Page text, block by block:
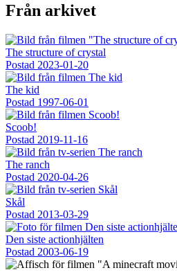
Från arkivet
The structure of crystal
Postad 2023-01-20
The kid
Postad 1997-06-01
Scoob!
Postad 2019-11-16
The ranch
Postad 2020-04-26
Skål
Postad 2013-03-29
Den siste actionhjälten
Postad 2003-06-19